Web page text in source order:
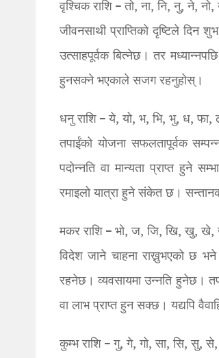
वृश्चिक राशि – तो, ना, नि, नु, ने,
जीवनसाथी प्राप्तिको दृष्टिले दिन
उत्साहपूर्वक बित्नेछ। तर
हुनसक्ने भएकाले सजग रहनुहोस्।
धनु राशि – ये, यो, भ, भि, भु, ध,
तपाईंको योजना सफलतापूर्वक
पदोन्नति वा मान्यता प्राप्त हुने
रमाइलो यात्रा हुने संकेत छ।
मकर राशि – भो, ज, जि, खि, खु, खे,
विदेश जाने चाहना राख्नुभएको छ
रहनेछ। व्यवसायमा उन्नति हुनेछ।
वा लाभ प्राप्त हुन सक्छ। यद्यपि
कुम्भ राशि – गु, गे, गो, सा, सि, सु,